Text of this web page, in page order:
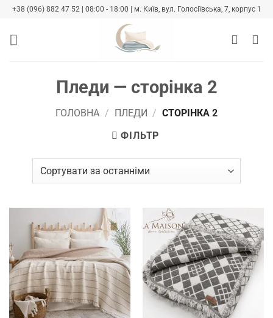
Skip
content
+38 (096) 882 47 52 | 08:00 - 18:00 | м. Київ, вул. Голосіївська, 7, корпус 1
Пледи — сторінка 2
ГОЛОВНА / ПЛЕДИ / СТОРІНКА 2
ФІЛЬТР